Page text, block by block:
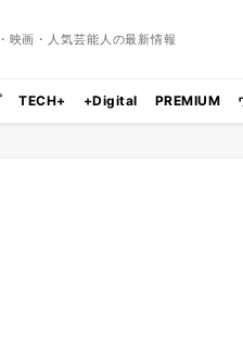
映画・人気芸能人の最新情報
TECH+ +Digital PREMIUM